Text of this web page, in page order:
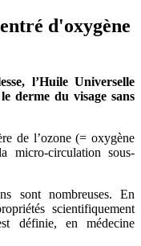
d'oxygène
l’Huile Universelle
derme du visage sans
de l’ozone (= oxygène
micro-circulation sous-
sont nombreuses. En
scientifiquement
définie, en médecine